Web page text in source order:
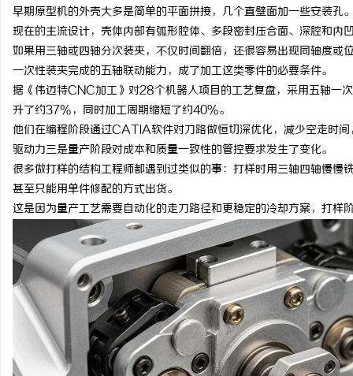
早期原型机的外壳大多是简单的平面拼接，几个直壁面加一些安装孔
现在的主流设计，壳体内部有弧形腔体、多段密封压合面、深腔和内
如果用三轴或四轴分次装夹，不仅时间翻倍，还很容易出现同轴度或
一次性装夹完成的五轴联动能力，成了加工这类零件的必要条件。
据《伟迈特CNC加工》对28个机器人项目的工艺复盘，采用五轴一
升了约37%，同时加工周期缩短了约40%。
他们在编程阶段通过CATIA软件对刀路做恒切深优化，减少空走时
驱动力三是量产阶段对成本和质量一致性的管控要求发生了变化。
很多做打样的结构工程师都遇到过类似的事：打样时用三轴四轴慢
甚至只能用单件修配的方式出货。
这是因为量产工艺需要自动化的走刀路径和更稳定的冷却方案，打样